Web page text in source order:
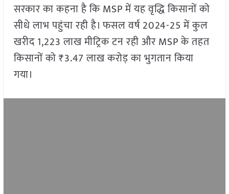
सरकार का कहना है कि MSP में यह वृद्धि किसानों को
सीधे लाभ पहुंचा रही है। फसल वर्ष 2024-25 में कुल
खरीद 1,223 लाख मीट्रिक टन रही और MSP के तहत
किसानों को ₹3.47 लाख करोड़ का भुगतान किया
गया।